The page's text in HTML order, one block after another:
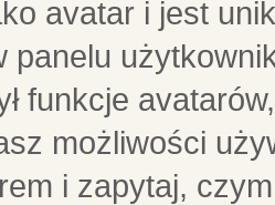
avatar i jest
panelu
funkcje
możliwości
i zapytaj,